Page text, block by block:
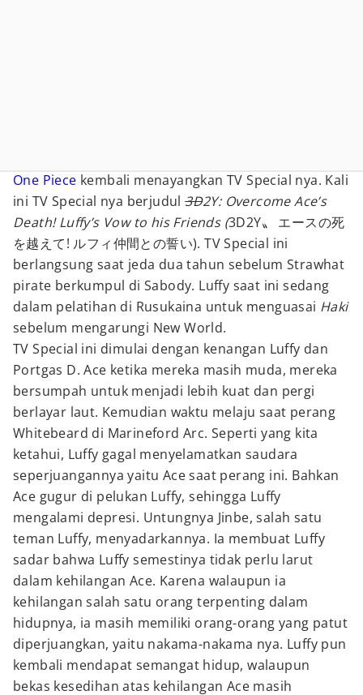
One Piece kembali menayangkan TV Special nya. Kali
ini TV Special nya berjudul3D2Y: Overcome Ace’s
Death! Luffy’s Vow to his Friends (3D2Y〟 エースの死
を越えて! ルフィ仲間との誓い). TV Special ini
berlangsung saat jeda dua tahun sebelum Strawhat
pirate berkumpul di Sabody. Luffy saat ini sedang
dalam pelatihan di Rusukaina untuk menguasai Haki
sebelum mengarungi New World.
TV Special ini dimulai dengan kenangan Luffy dan
Portgas D. Ace ketika mereka masih muda, mereka
bersumpah untuk menjadi lebih kuat dan pergi
berlayar laut. Kemudian waktu melaju saat perang
Whitebeard di Marineford Arc. Seperti yang kita
ketahui, Luffy gagal menyelamatkan saudara
seperjuangannya yaitu Ace saat perang ini. Bahkan
Ace gugur di pelukan Luffy, sehingga Luffy
mengalami depresi. Untungnya Jinbe, salah satu
teman Luffy, menyadarkannya. Ia membuat Luffy
sadar bahwa Luffy semestinya tidak perlu larut
dalam kehilangan Ace. Karena walaupun ia
kehilangan salah satu orang terpenting dalam
hidupnya, ia masih memiliki orang-orang yang patut
diperjuangkan, yaitu nakama-nakama nya. Luffy pun
kembali mendapat semangat hidup, walaupun
bekas kesedihan atas kehilangan Ace masih